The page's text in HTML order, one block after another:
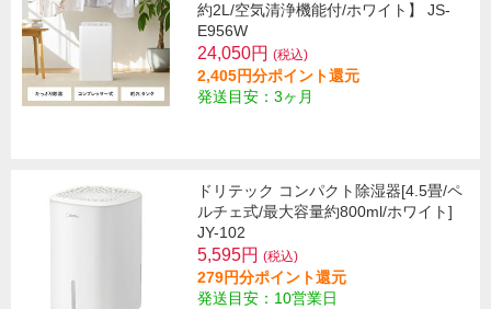
約2L/空気清浄機能付/ホワイト】 JS-
E956W
24,050円 (税込)
2,405円分ポイント還元
発送目安：3ヶ月
ドリテック コンパクト除湿器[4.5畳/ペ
ルチェ式/最大容量約800ml/ホワイト]
JY-102
5,595円 (税込)
279円分ポイント還元
発送目安：10営業日